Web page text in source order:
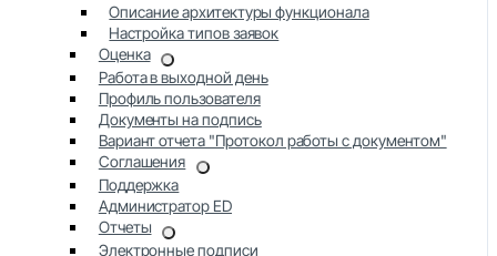
Описание архитектуры функционала
Настройка типов заявок
Оценка
Работа в выходной день
Профиль пользователя
Документы на подпись
Вариант отчета "Протокол работы с документом"
Соглашения
Поддержка
Администратор ED
Отчеты
Электронные подписи